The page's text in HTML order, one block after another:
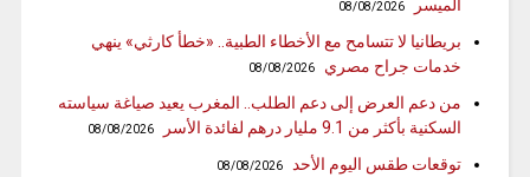
الميسر 08/08/2026
بريطانيا لا تتسامح مع الأخطاء الطبية.. «خطأ كارثي» ينهي
خدمات جراح مصري
08/08/2026
من دعم العرض إلى دعم الطلب.. المغرب يعيد صياغة سياسته
السكنية بأكثر من 9.1 مليار درهم لفائدة الأسر
08/08/2026
توقعات طقس اليوم الأحد 08/08/2026